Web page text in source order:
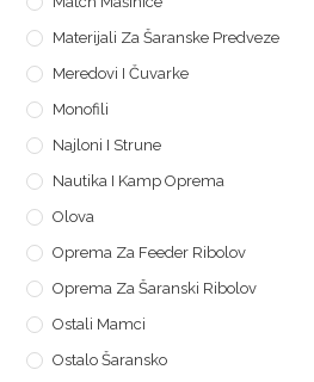
Materijali Za Šaranske Predveze
Meredovi I Čuvarke
Monofili
Najloni I Strune
Nautika I Kamp Oprema
Olova
Oprema Za Feeder Ribolov
Oprema Za Šaranski Ribolov
Ostali Mamci
Ostalo Šaransko